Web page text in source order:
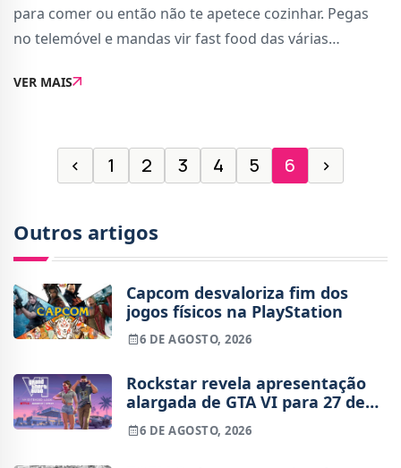
para comer ou então não te apetece cozinhar. Pegas
no telemóvel e mandas vir fast food das várias
algum momento, mas depois de veres este novo
VER MAIS
‹ 1 2 3 4 5 6 ›
Outros artigos
Capcom desvaloriza fim dos
jogos físicos na PlayStation
6 DE AGOSTO, 2026
Rockstar revela apresentação
alargada de GTA VI para 27 de
agosto
6 DE AGOSTO, 2026